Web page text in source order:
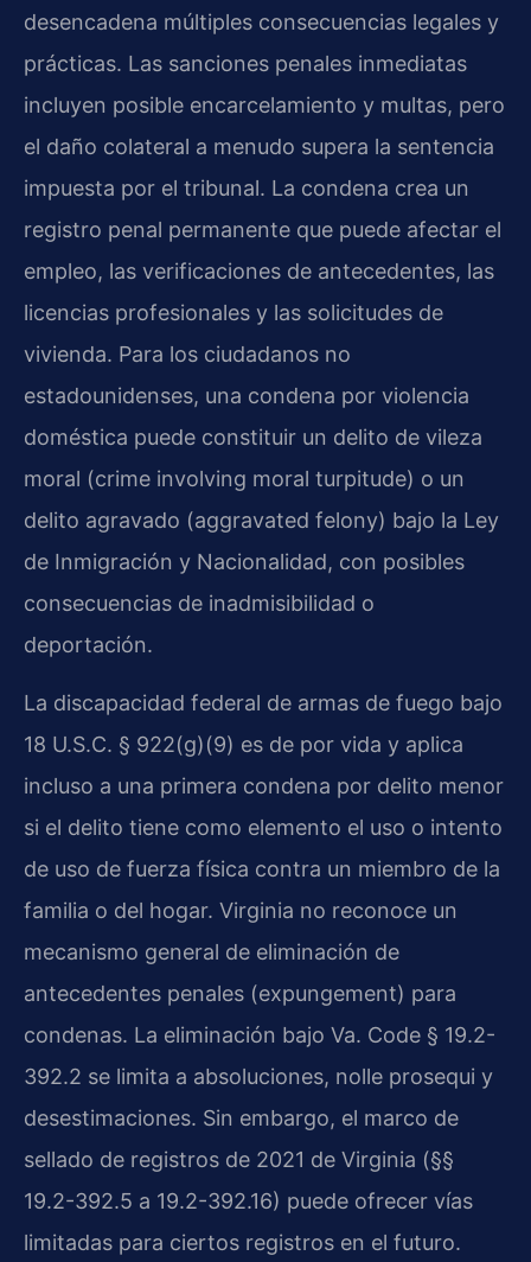
desencadena múltiples consecuencias legales y
prácticas. Las sanciones penales inmediatas
incluyen posible encarcelamiento y multas, pero
el daño colateral a menudo supera la sentencia
impuesta por el tribunal. La condena crea un
registro penal permanente que puede afectar el
empleo, las verificaciones de antecedentes, las
licencias profesionales y las solicitudes de
vivienda. Para los ciudadanos no
estadounidenses, una condena por violencia
doméstica puede constituir un delito de vileza
moral (crime involving moral turpitude) o un
delito agravado (aggravated felony) bajo la Ley
de Inmigración y Nacionalidad, con posibles
consecuencias de inadmisibilidad o
deportación.
La discapacidad federal de armas de fuego bajo
18 U.S.C. § 922(g)(9) es de por vida y aplica
incluso a una primera condena por delito menor
si el delito tiene como elemento el uso o intento
de uso de fuerza física contra un miembro de la
familia o del hogar. Virginia no reconoce un
mecanismo general de eliminación de
antecedentes penales (expungement) para
condenas. La eliminación bajo Va. Code § 19.2-
392.2 se limita a absoluciones, nolle prosequi y
desestimaciones. Sin embargo, el marco de
sellado de registros de 2021 de Virginia (§§
19.2-392.5 a 19.2-392.16) puede ofrecer vías
limitadas para ciertos registros en el futuro.